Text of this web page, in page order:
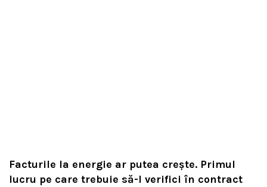
Facturile la energie ar putea crește. Primul
lucru pe care trebuie să-l verifici în contract